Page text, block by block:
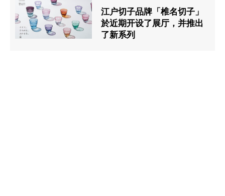
江户切子品牌「椎名切子」
於近期开设了展厅，并推出
了新系列